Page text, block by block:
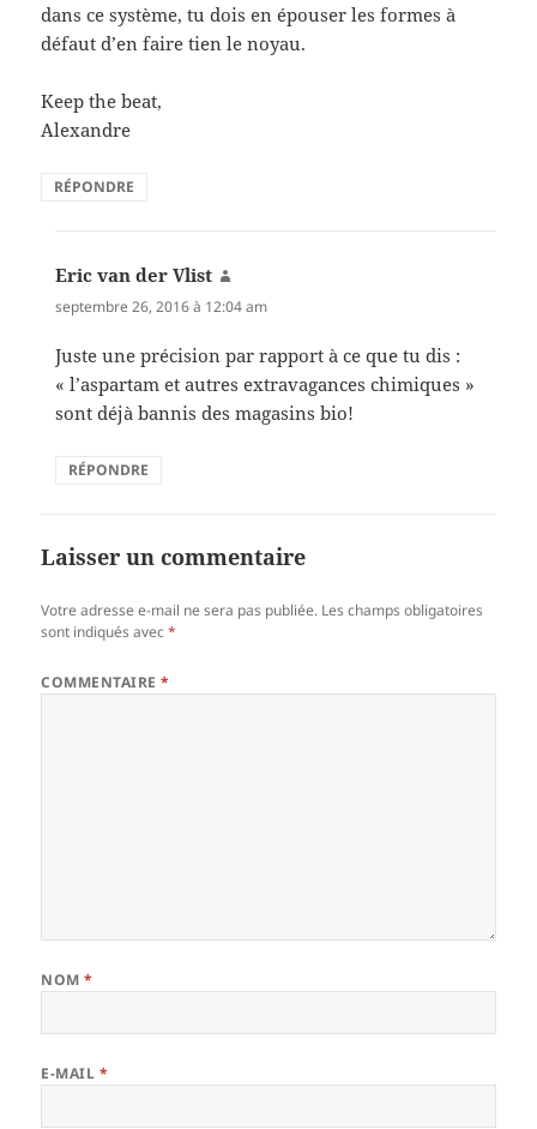
dans ce système, tu dois en épouser les formes à
défaut d’en faire tien le noyau.
Keep the beat,
Alexandre
RÉPONDRE
Eric van der Vlist
septembre 26, 2016 à 12:04 am
Juste une précision par rapport à ce que tu dis :
« l’aspartam et autres extravagances chimiques »
sont déjà bannis des magasins bio!
RÉPONDRE
Laisser un commentaire
Votre adresse e-mail ne sera pas publiée. Les champs obligatoires
sont indiqués avec*
COMMENTAIRE*
NOM*
E-MAIL *